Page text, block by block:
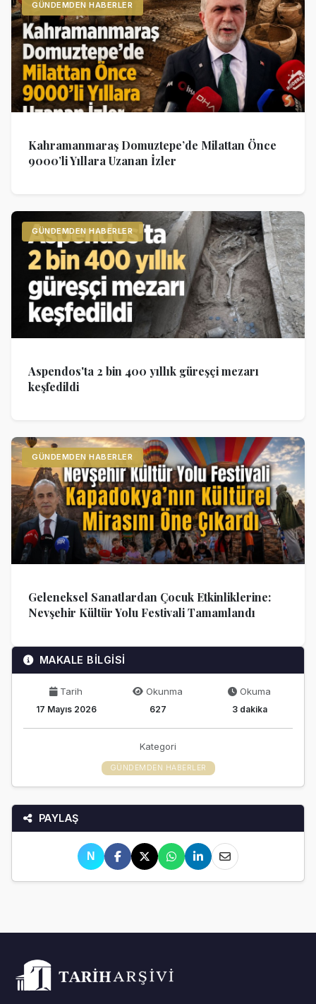
GÜNDEMDEN HABERLER
Kahramanmaraş Domuztepe’de Milattan Önce
9000’li Yıllara Uzanan İzler
GÜNDEMDEN HABERLER
Aspendos'ta 2 bin 400 yıllık güreşçi mezarı
keşfedildi
GÜNDEMDEN HABERLER
Geleneksel Sanatlardan Çocuk Etkinliklerine:
Nevşehir Kültür Yolu Festivali Tamamlandı
MAKALE BİLGİSİ
Tarih
17 Mayıs 2026
Okunma
627
Okuma
3 dakika
Kategori
GÜNDEMDEN HABERLER
PAYLAŞ
N